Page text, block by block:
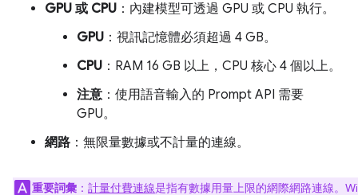
GPU 或 CPU ：內建模型可透過 GPU 或 CPU 執行。
GPU ：視訊記憶體必須超過 4 GB。
CPU ：RAM 16 GB 以上，CPU 核心 4 個以上。
注意：使用語音輸入的 Prompt API 需要
GPU。
網路 ：無限量數據或不計量的連線。
重要詞彙 ： 計量付費連線是指有數據用量上限的網際網路連線。